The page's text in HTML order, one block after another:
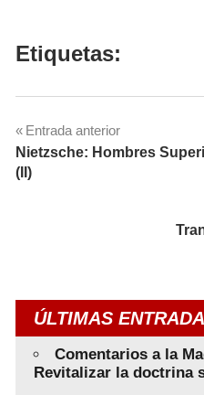
Etiquetas:
Navegación
de
Entrada anterior
Nietzsche: Hombres
(II)
ÚLTIMAS
Comentarios a la
Revitalizar la doctrina